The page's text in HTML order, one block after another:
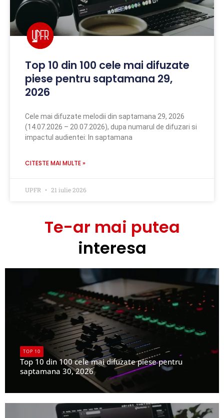
Top 10 din 100 cele mai difuzate
piese pentru saptamana 29,
2026
Cele mai difuzate melodii din saptamana 29, 2026
(14.07.2026 – 20.07.2026), dupa numarul de difuzari si
impactul audientei: In saptamana
CITESTE MAI MULTE »
UPFR 21 iulie 2026
Te-ar mai putea
interesa
TOP 10
Top 10 din 100 cele mai difuzate piese pentru
saptamana 30, 2026